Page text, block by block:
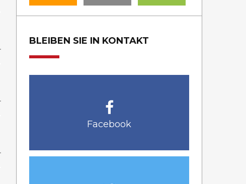
BLEIBEN SIE IN KONTAKT
Facebook